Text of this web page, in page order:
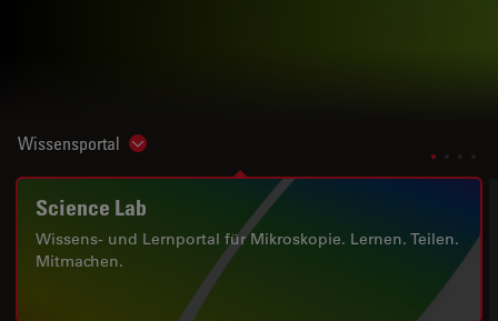
Wissensportal Show subnavigation
Science Lab
Wissens- und Lernportal für Mikroskopie. Lernen. Teilen.
Mitmachen.